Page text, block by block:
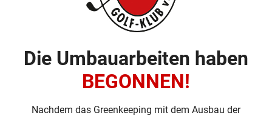
Die Umbauarbeiten haben
BEGONNEN!
Nachdem das Greenkeeping mit dem Ausbau der